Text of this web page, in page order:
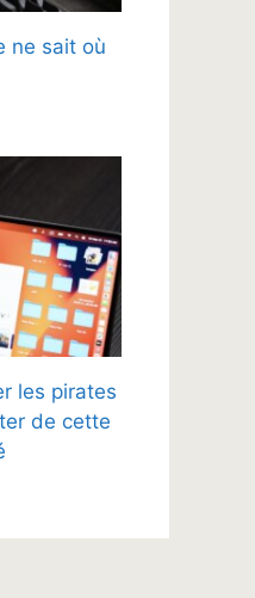
ne sait où
les pirates
de cette